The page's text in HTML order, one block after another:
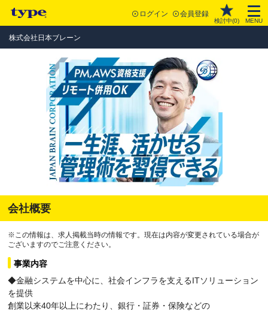
ログイン 会員登録
検討中(0) MENU
株式会社日本ブレーン
会社概要
※この情報は、求人掲載当時の情報です。現在は内容が変更されている場合が
ございますのでご注意ください。
事業内容
◆金融システムを中心に、社会インフラを支えるITソリューション
を提供
創業以来40年以上にわたり、銀行・証券・保険などの